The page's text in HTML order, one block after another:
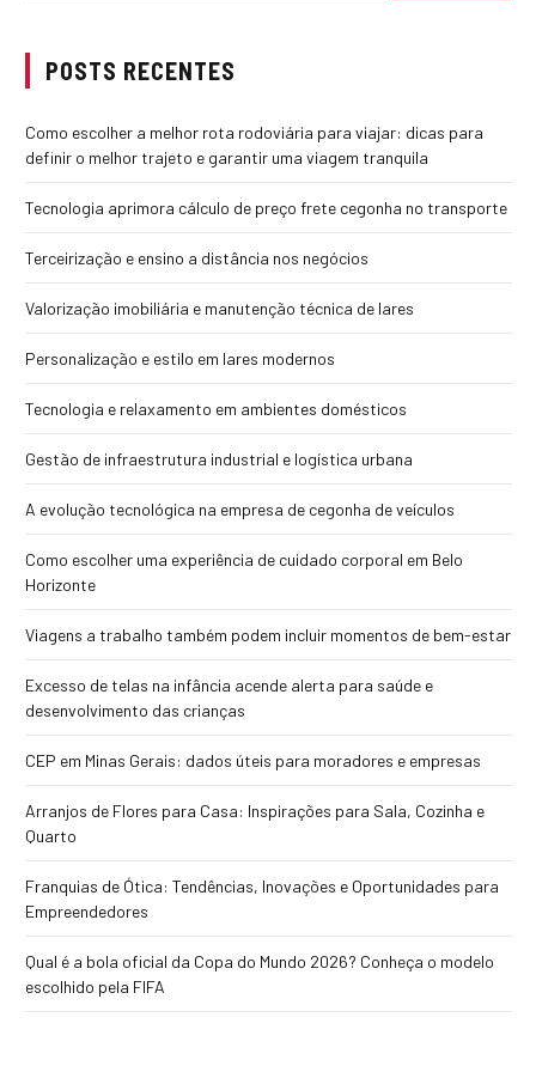
POSTS RECENTES
Como escolher a melhor rota rodoviária para viajar: dicas para
definir o melhor trajeto e garantir uma viagem tranquila
Tecnologia aprimora cálculo de preço frete cegonha no transporte
Terceirização e ensino a distância nos negócios
Valorização imobiliária e manutenção técnica de lares
Personalização e estilo em lares modernos
Tecnologia e relaxamento em ambientes domésticos
Gestão de infraestrutura industrial e logística urbana
A evolução tecnológica na empresa de cegonha de veículos
Como escolher uma experiência de cuidado corporal em Belo
Horizonte
Viagens a trabalho também podem incluir momentos de bem-estar
Excesso de telas na infância acende alerta para saúde e
desenvolvimento das crianças
CEP em Minas Gerais: dados úteis para moradores e empresas
Arranjos de Flores para Casa: Inspirações para Sala, Cozinha e
Quarto
Franquias de Ótica: Tendências, Inovações e Oportunidades para
Empreendedores
Qual é a bola oficial da Copa do Mundo 2026? Conheça o modelo
escolhido pela FIFA